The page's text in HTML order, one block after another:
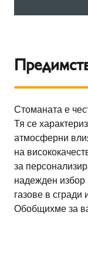
Стоманата е
Тя се
атмосферни
на
за
надежден избор
газове в
Обобщихме за